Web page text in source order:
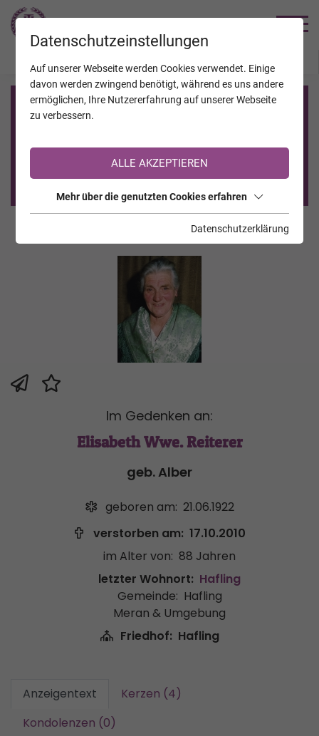
Registrierung auf TrauerHilfe.it
Sie sind noch nicht auf TrauerHilfe.it registriert?
>> zur kostenlosen Registrierung <<
Im Gedenken an:
Elisabeth Wwe. Reiterer
geb. Alber
geboren am: 21.06.1922
verstorben am: 17.10.2010
im Alter von: 88 Jahren
letzter Wohnort: Hafling
Gemeinde: Hafling
Meran & Umgebung
Friedhof: Hafling
Anzeigentext
Kerzen (4)
Kondolenzen (0)
Datenschutzeinstellungen
Auf unserer Webseite werden Cookies verwendet. Einige
davon werden zwingend benötigt, während es uns andere
ermöglichen, Ihre Nutzererfahrung auf unserer Webseite
zu verbessern.
ALLE AKZEPTIEREN
Mehr über die genutzten Cookies erfahren
Datenschutzerklärung
JAHRESTAGE KALENDER VERSTORBENE